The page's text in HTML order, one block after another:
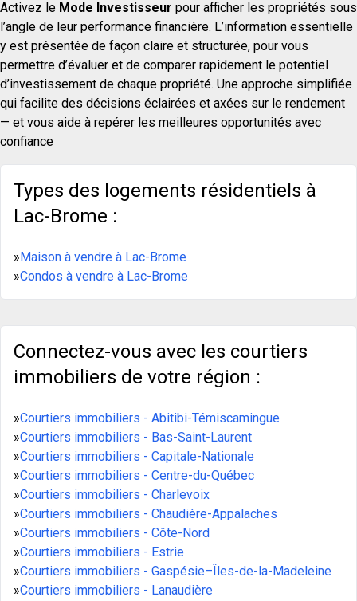
Activez le Mode Investisseur pour afficher les propriétés sous
l’angle de leur performance financière. L’information essentielle
y est présentée de façon claire et structurée, pour vous
permettre d’évaluer et de comparer rapidement le potentiel
d’investissement de chaque propriété. Une approche simplifiée
qui facilite des décisions éclairées et axées sur le rendement
— et vous aide à repérer les meilleures opportunités avec
confiance
Types des logements résidentiels à
Lac-Brome :
»Maison à vendre à Lac-Brome
»Condos à vendre à Lac-Brome
Connectez-vous avec les courtiers
immobiliers de votre région :
»Courtiers immobiliers - Abitibi-Témiscamingue
»Courtiers immobiliers - Bas-Saint-Laurent
»Courtiers immobiliers - Capitale-Nationale
»Courtiers immobiliers - Centre-du-Québec
»Courtiers immobiliers - Charlevoix
»Courtiers immobiliers - Chaudière-Appalaches
»Courtiers immobiliers - Côte-Nord
»Courtiers immobiliers - Estrie
»Courtiers immobiliers - Gaspésie–Îles-de-la-Madeleine
»Courtiers immobiliers - Lanaudière